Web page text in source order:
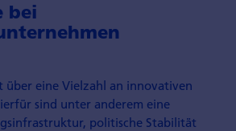
bei
über eine Vielzahl an innovativen
sind unter anderem eine
politische Stabilität